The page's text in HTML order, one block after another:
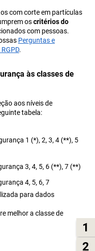
1
2
com corte em partículas
oscritérios do
com pessoas.
Perguntas e
.
às classes de
aos níveis de
tabela:
1 (*), 2, 3, 4 (**), 5
3, 4, 5, 6 (**), 7 (**)
4, 5, 6, 7
para dados
melhor a classe de